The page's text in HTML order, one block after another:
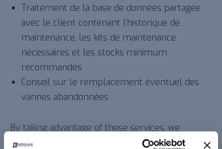
Traitement de la base de données partagée
avec le client contenant l’historique de
maintenance, les kits de maintenance
nécessaires et les stocks minimum
recommandés
Conseil sur le remplacement éventuel des
vannes abandonnées
By taking advantage of these services, we
guarantee reduced maintenance times